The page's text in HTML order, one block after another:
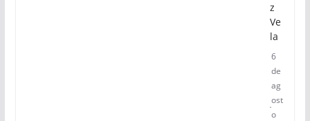
z
Ve
la
6
de
ag
ost
o